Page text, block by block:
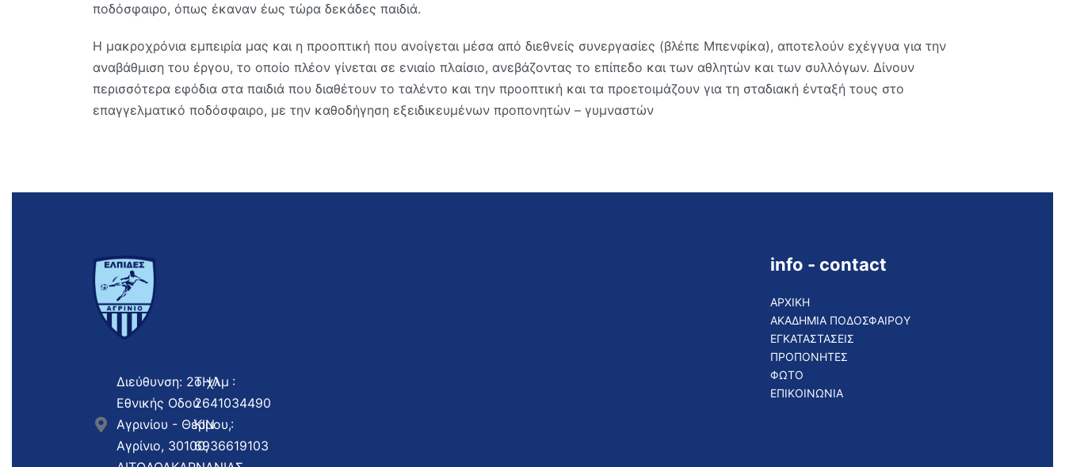
ποδόσφαιρο, όπως έκαναν έως τώρα δεκάδες παιδιά.
Η μακροχρόνια εμπειρία μας και η προοπτική που ανοίγεται μέσα από διεθνείς συνεργασίες (βλέπε Μπενφίκα), αποτελούν εχέγγυα για την
αναβάθμιση του έργου, το οποίο πλέον γίνεται σε ενιαίο πλαίσιο, ανεβάζοντας το επίπεδο και των αθλητών και των συλλόγων. Δίνουν
περισσότερα εφόδια στα παιδιά που διαθέτουν το ταλέντο και την προοπτική και τα προετοιμάζουν για τη σταδιακή ένταξή τους στο
επαγγελματικό ποδόσφαιρο, με την καθοδήγηση εξειδικευμένων προπονητών – γυμναστών
Διεύθυνση: 2ο χλμ
Εθνικής Οδού
Αγρινίου - Θέρμου,
Αγρίνιο, 30100,
ΤΗΛ :
2641034490
ΚΙΝ :
6936619103
info - contact
ΑΡΧΙΚΗ
ΑΚΑΔΗΜΙΑ ΠΟΔΟΣΦΑΙΡΟΥ
ΕΓΚΑΤΑΣΤΑΣΕΙΣ
ΠΡΟΠΟΝΗΤΕΣ
ΦΩΤΟ
ΕΠΙΚΟΙΝΩΝΙΑ